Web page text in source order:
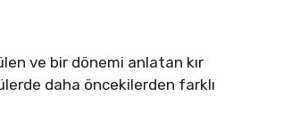
ve bir dönemi anlatan kır
daha öncekilerden farklı